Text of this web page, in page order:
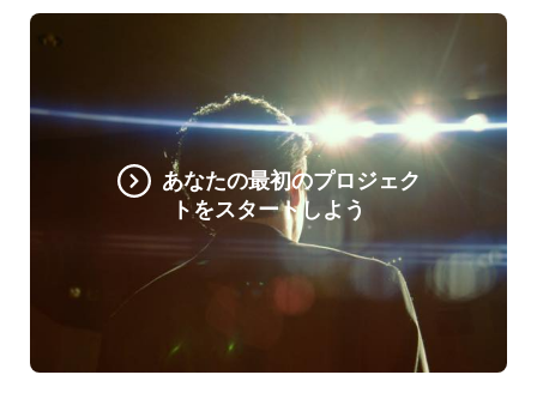
あなたの最初のプロジェク
トをスタートしよう